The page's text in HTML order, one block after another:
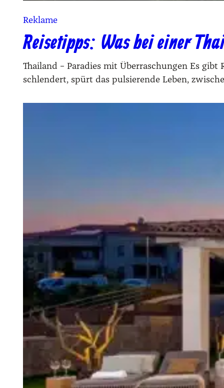
Reklame
Reisetipps: Was bei einer
Thailand – Paradies mit Überraschungen Es
schlen­dert, spürt das pul­sie­ren­de Leben,